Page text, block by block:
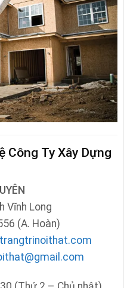
Công Ty Xây Dựng
Vĩnh Long
(A. Hoàn)